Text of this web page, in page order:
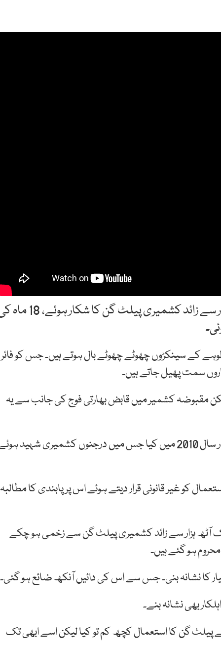
مقبوضہ کشمیر میں بھارتی فوج کے ہاتھوں آٹھ ہزار سے زائد کشمیری پیلٹ گن کا
کے سینکڑوں چھوٹے چھوٹے بال ہوتے ہیں۔ جس کو فائر
سمت پھیل جاتے ہیں۔
مقبوضہ کشمیر میں قابض بھارتی فوج کی جانب سے یہ
بھارتی فوج نے کشمیر میں پیلٹ گن کا استعمال پہلی بار سال 2010 میں کیا جس میں درجنوں کشمیری شہید
استعمال کو غیر قانونی قرار دیتے ہوئے اس پر پابندی کا مطالبہ
کے مطابق جولائی 2016 سے اب تک آٹھ ہزار سے زائد کشمیری پیلٹ گن سے زخمی ہو چکے
پیلٹ گن کا استعمال کچھ کم تو کیا لیکن اسے ابھی تک